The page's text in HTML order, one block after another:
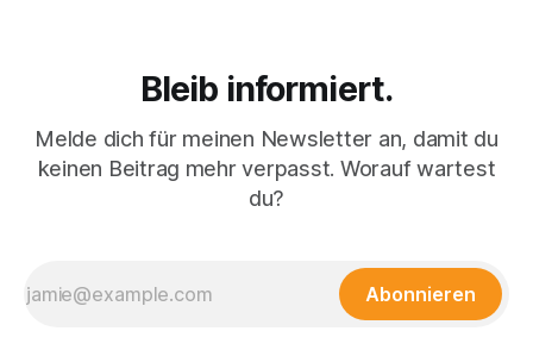
Bleib informiert.
Melde dich für meinen Newsletter an, damit du
keinen Beitrag mehr verpasst. Worauf wartest
du?
Abonnieren